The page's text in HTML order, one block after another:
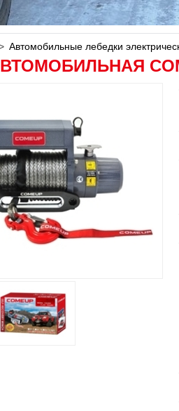
Автомобильные лебедки